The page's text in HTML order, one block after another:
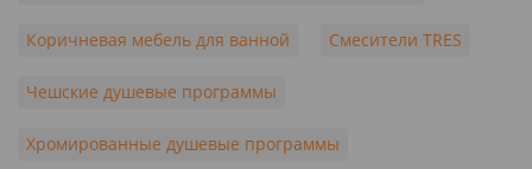
Коричневая мебель для ванной Смесители TRES
Чешские душевые программы
Хромированные душевые программы